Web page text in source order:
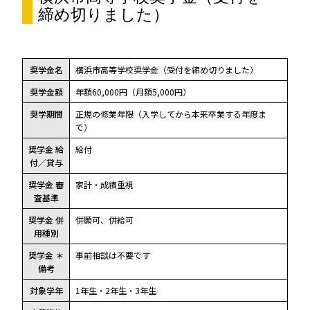
締め切りました）
奨学金名
横浜市高等学校奨学金（受付を締め切りました）
奨学金額
年額60,000円（月額5,000円）
奨学期間
正規の修業年限（入学してから本来卒業する年度ま
で）
奨学金 給
付／貸与
給付
奨学金 審
査基準
家計・成績重視
奨学金 併
用種別
併願可、併給可
奨学金 ＊
備考
事前相談は不要です
対象学年
1年生・2年生・3年生